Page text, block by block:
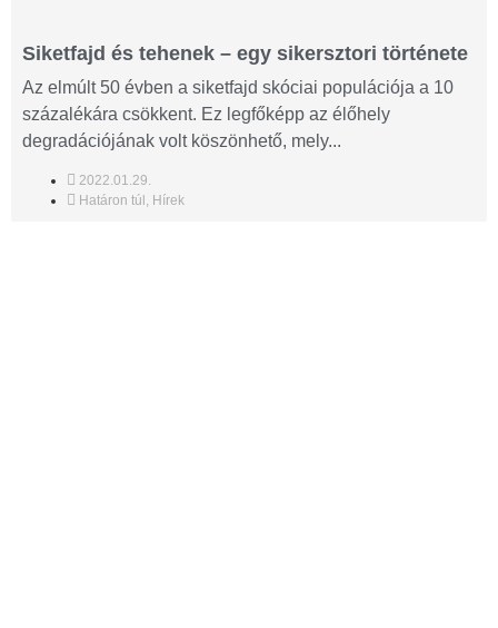
Siketfajd és tehenek – egy sikersztori története
Az elmúlt 50 évben a siketfajd skóciai populációja a 10
százalékára csökkent. Ez legfőképp az élőhely
degradációjának volt köszönhető, mely...
2022.01.29.
Határon túl , Hírek